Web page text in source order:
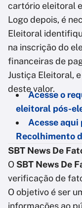
cartório eleitoral
Logo depois, é
Eleitoral
na inscrição do
financeiras de
Justiça Eleitoral,
deste valor.
Acesse o
eleitoral pós-
Acesse aqui
Recolhimento
SBT News De
O SBT News De
verificação de
O objetivo é ser
informações ao